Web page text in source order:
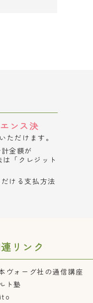
ンス決
ただけます。
金額が
「クレジット
ける支払方法
リンク
ヴォーグ社の通信講座
ト塾